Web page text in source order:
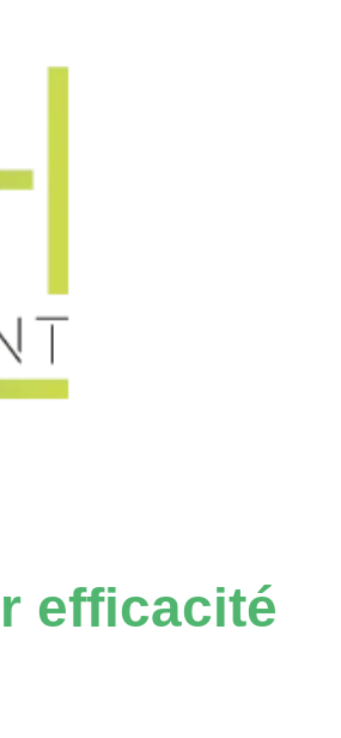
efficacité